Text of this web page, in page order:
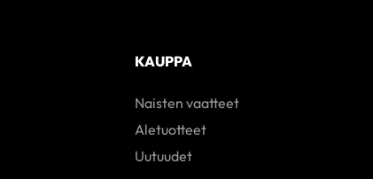
KAUPPA
Naisten vaatteet
Aletuotteet
Uutuudet